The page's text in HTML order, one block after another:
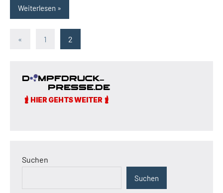
Weiterlesen
Seitennummerierung
Beiträge
« Vorherige
1 2
Suchen
Suchen